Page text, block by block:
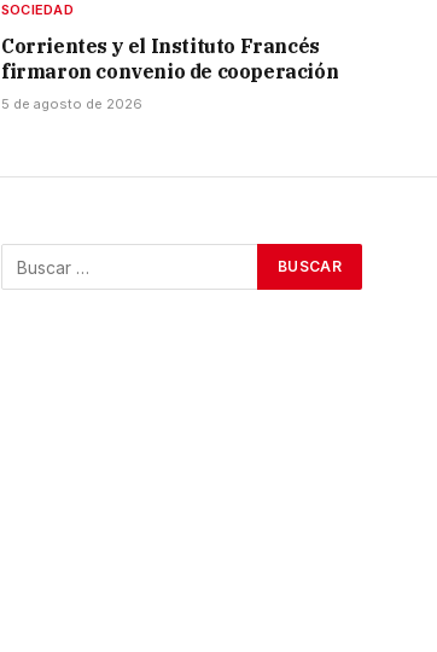
SOCIEDAD
Corrientes y el Instituto Francés
firmaron convenio de cooperación
5 de agosto de 2026